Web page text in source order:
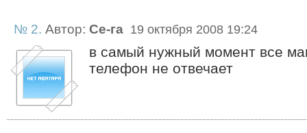
№ 2. Автор: Се-га 19 октября 2008 19:24
в самый нужный момент все
телефон не отвечает